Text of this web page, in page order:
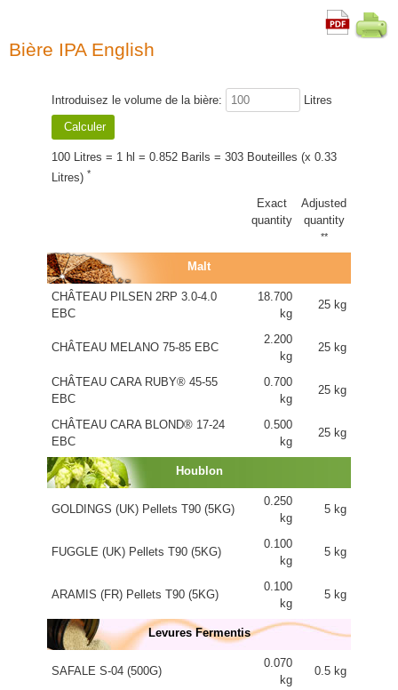
Bière IPA English
Introduisez le volume de la bière: Litres
100 Litres = 1 hl = 0.852 Barils = 303 Bouteilles (x 0.33
Litres) *
Exact
quantity
Adjusted
quantity
**
Malt
CHÂTEAU PILSEN 2RP 3.0-4.0
EBC
18.700
kg
25 kg
CHÂTEAU MELANO 75-85 EBC
2.200
kg
25 kg
CHÂTEAU CARA RUBY® 45-55
EBC
0.700
kg
25 kg
CHÂTEAU CARA BLOND® 17-24
EBC
0.500
kg
25 kg
Houblon
GOLDINGS (UK) Pellets T90 (5KG)
0.250
kg
5 kg
FUGGLE (UK) Pellets T90 (5KG)
0.100
kg
5 kg
ARAMIS (FR) Pellets T90 (5KG)
0.100
kg
5 kg
Levures Fermentis
SAFALE S-04 (500G)
0.070
kg
0.5 kg